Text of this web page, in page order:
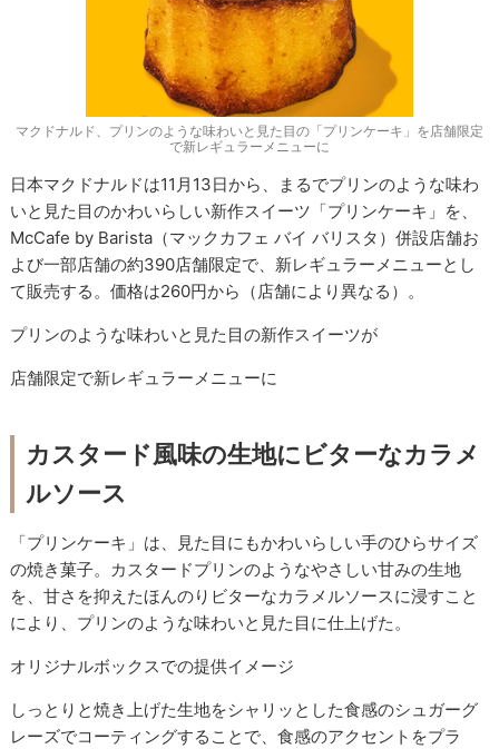
マクドナルド、プリンのような味わいと見た目の「プリンケーキ」を店舗限定
で新レギュラーメニューに
日本マクドナルドは11月13日から、まるでプリンのような味わ
いと見た目のかわいらしい新作スイーツ「プリンケーキ」を、
McCafe by Barista（マックカフェ バイ バリスタ）併設店舗お
よび一部店舗の約390店舗限定で、新レギュラーメニューとし
て販売する。価格は260円から（店舗により異なる）。
プリンのような味わいと見た目の新作スイーツが
店舗限定で新レギュラーメニューに
カスタード風味の生地にビターなカラメ
ルソース
「プリンケーキ」は、見た目にもかわいらしい手のひらサイズ
の焼き菓子。カスタードプリンのようなやさしい甘みの生地
を、甘さを抑えたほんのりビターなカラメルソースに浸すこと
により、プリンのような味わいと見た目に仕上げた。
オリジナルボックスでの提供イメージ
しっとりと焼き上げた生地をシャリッとした食感のシュガーグ
レーズでコーティングすることで、食感のアクセントをプラ